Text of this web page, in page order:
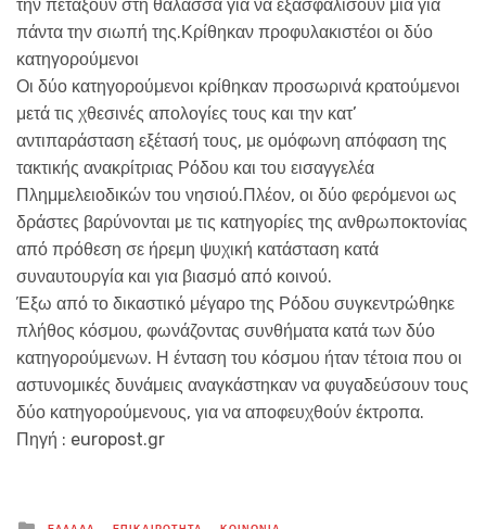
την πετάξουν στη θάλασσα για να εξασφαλίσουν μια για
πάντα την σιωπή της.Κρίθηκαν προφυλακιστέοι οι δύο
κατηγορούμενοι
Οι δύο κατηγορούμενοι κρίθηκαν προσωρινά κρατούμενοι
μετά τις χθεσινές απολογίες τους και την κατ’
αντιπαράσταση εξέτασή τους, με ομόφωνη απόφαση της
τακτικής ανακρίτριας Ρόδου και του εισαγγελέα
Πλημμελειοδικών του νησιού.Πλέον, οι δύο φερόμενοι ως
δράστες βαρύνονται με τις κατηγορίες της ανθρωποκτονίας
από πρόθεση σε ήρεμη ψυχική κατάσταση κατά
συναυτουργία και για βιασμό από κοινού.
Έξω από το δικαστικό μέγαρο της Ρόδου συγκεντρώθηκε
πλήθος κόσμου, φωνάζοντας συνθήματα κατά των δύο
κατηγορούμενων. Η ένταση του κόσμου ήταν τέτοια που οι
αστυνομικές δυνάμεις αναγκάστηκαν να φυγαδεύσουν τους
δύο κατηγορούμενους, για να αποφευχθούν έκτροπα.
Πηγή : europost.gr